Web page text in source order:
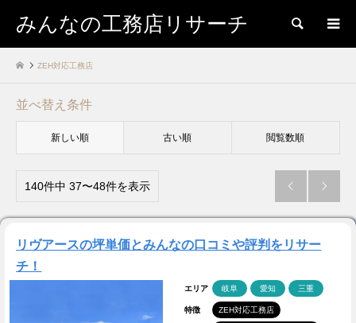
みんなの工務店リサーチ 検索
ZEH対応工務店
並べ替え条件
新しい順 古い順 閲覧数順
140件中 37〜48件を表示  
リヴアースの坪単価とみんなの口コミや評判をリサー
チ！
エリア 岐阜 愛知 三重
特徴 ZEH対応工務店